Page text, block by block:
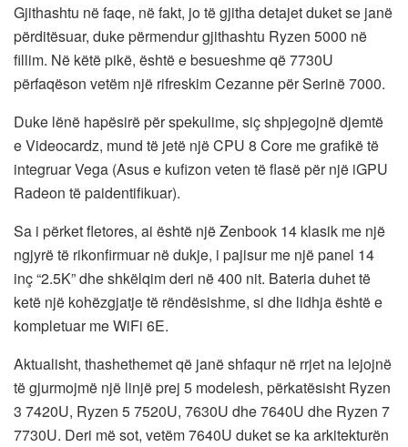
Gjithashtu në faqe, në fakt, jo të gjitha detajet duket se janë
përditësuar, duke përmendur gjithashtu Ryzen 5000 në
fillim. Në këtë pikë, është e besueshme që 7730U
përfaqëson vetëm një rifreskim Cezanne për Serinë 7000.
Duke lënë hapësirë ​​për spekulime, siç shpjegojnë djemtë
e Videocardz, mund të jetë një CPU 8 Core me grafikë të
integruar Vega (Asus e kufizon veten të flasë për një iGPU
Radeon të paidentifikuar).
Sa i përket fletores, ai është një Zenbook 14 klasik me një
ngjyrë të rikonfirmuar në dukje, i pajisur me një panel 14
inç “2.5K” dhe shkëlqim deri në 400 nit. Bateria duhet të
ketë një kohëzgjatje të rëndësishme, si dhe lidhja është e
kompletuar me WiFi 6E.
Aktualisht, thashethemet që janë shfaqur në rrjet na lejojnë
të gjurmojmë një linjë prej 5 modelesh, përkatësisht Ryzen
3 7420U, Ryzen 5 7520U, 7630U dhe 7640U dhe Ryzen 7
7730U. Deri më sot, vetëm 7640U duket se ka arkitekturën